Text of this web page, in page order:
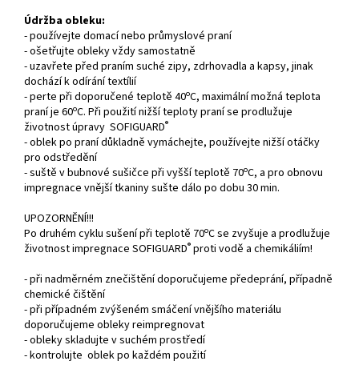
Údržba obleku:
- používejte domací nebo průmyslové praní
- ošetřujte obleky vždy samostatně
- uzavřete před praním suché zipy, zdrhovadla a kapsy, jinak
dochází k odírání textílií
- perte při doporučené teplotě 40oC, maximální možná teplota
praní je 60oC. Při použití nižší teploty praní se prodlužuje
životnost úpravy SOFIGUARD®
- oblek po praní důkladně vymáchejte, používejte nižší otáčky
pro odstředění
- suště v bubnové sušičce při vyšší teplotě 70oC, a pro obnovu
impregnace vnější tkaniny sušte dálo po dobu 30 min.
UPOZORNĚNÍ!!!
Po druhém cyklu sušení při teplotě 70oC se zvyšuje a prodlužuje
životnost impregnace SOFIGUARD® proti vodě a chemikáliím!
- při nadměrném znečištění doporučujeme předeprání, případně
chemické čištění
- při případném zvýšeném smáčení vnějšího materiálu
doporučujeme obleky reimpregnovat
- obleky skladujte v suchém prostředí
- kontrolujte oblek po každém použití